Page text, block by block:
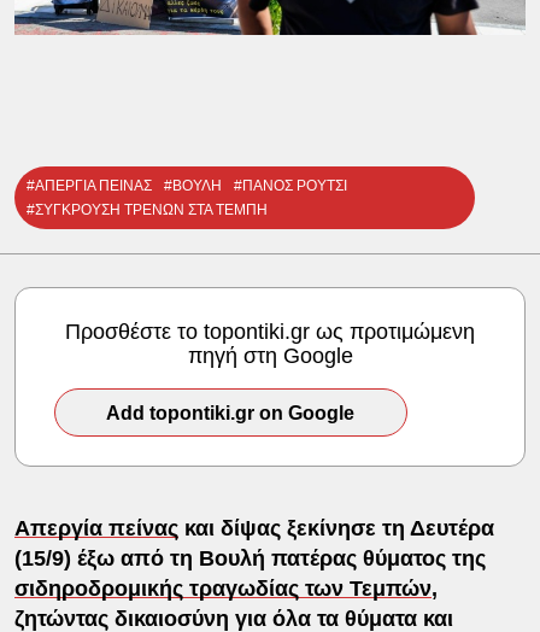
#ΑΠΕΡΓΙΑ ΠΕΙΝΑΣ #ΒΟΥΛΗ
#ΠΑΝΟΣ ΡΟΥΤΣΙ
#ΣΥΓΚΡΟΥΣΗ ΤΡΕΝΩΝ ΣΤΑ ΤΕΜΠΗ
Προσθέστε το topontiki.gr ως προτιμώμενη
πηγή στη Google
Add topontiki.gr on Google
Απεργία πείναςκαι δίψας ξεκίνησε τη Δευτέρα
(15/9) έξω από τη Βουλή πατέρας θύματος της
σιδηροδρομικής τραγωδίας των Τεμπών,
ζητώντας δικαιοσύνη για όλα τα θύματα και